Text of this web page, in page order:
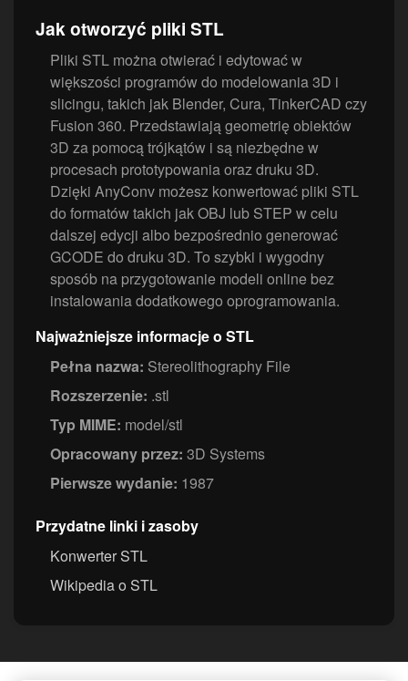
Jak otworzyć pliki STL
Pliki STL można otwierać i edytować w
większości programów do modelowania 3D i
slicingu, takich jak Blender, Cura, TinkerCAD czy
Fusion 360. Przedstawiają geometrię obiektów
3D za pomocą trójkątów i są niezbędne w
procesach prototypowania oraz druku 3D.
Dzięki AnyConv możesz konwertować pliki STL
do formatów takich jak OBJ lub STEP w celu
dalszej edycji albo bezpośrednio generować
GCODE do druku 3D. To szybki i wygodny
sposób na przygotowanie modeli online bez
instalowania dodatkowego oprogramowania.
Najważniejsze informacje o STL
Pełna nazwa: Stereolithography File
Rozszerzenie: .stl
Typ MIME: model/stl
Opracowany przez: 3D Systems
Pierwsze wydanie: 1987
Przydatne linki i zasoby
Konwerter STL
Wikipedia o STL